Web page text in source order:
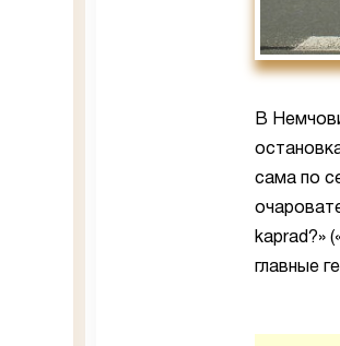
В
сама по
kaprad?»
главные